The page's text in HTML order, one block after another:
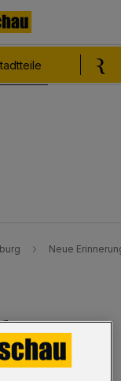
Neue
am